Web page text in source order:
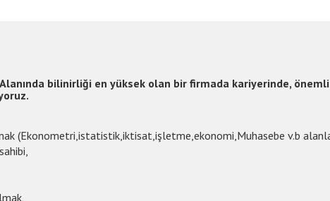
bilinirliği en yüksek olan bir firmada kariyerinde,
(Ekonometri,istatistik,iktisat,işletme,ekonomi,Muhasebe v.b